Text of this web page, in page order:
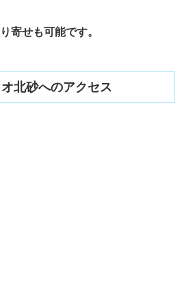
寄せも可能です。
北砂へのアクセス